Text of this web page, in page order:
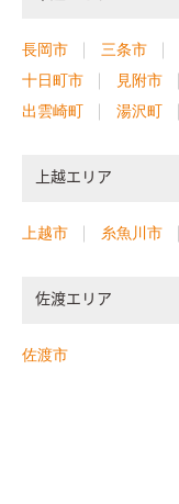
長岡市 三条市
十日町市
見附市
出雲崎町
湯沢町
上越エリア
上越市 糸魚川市
佐渡エリア
佐渡市